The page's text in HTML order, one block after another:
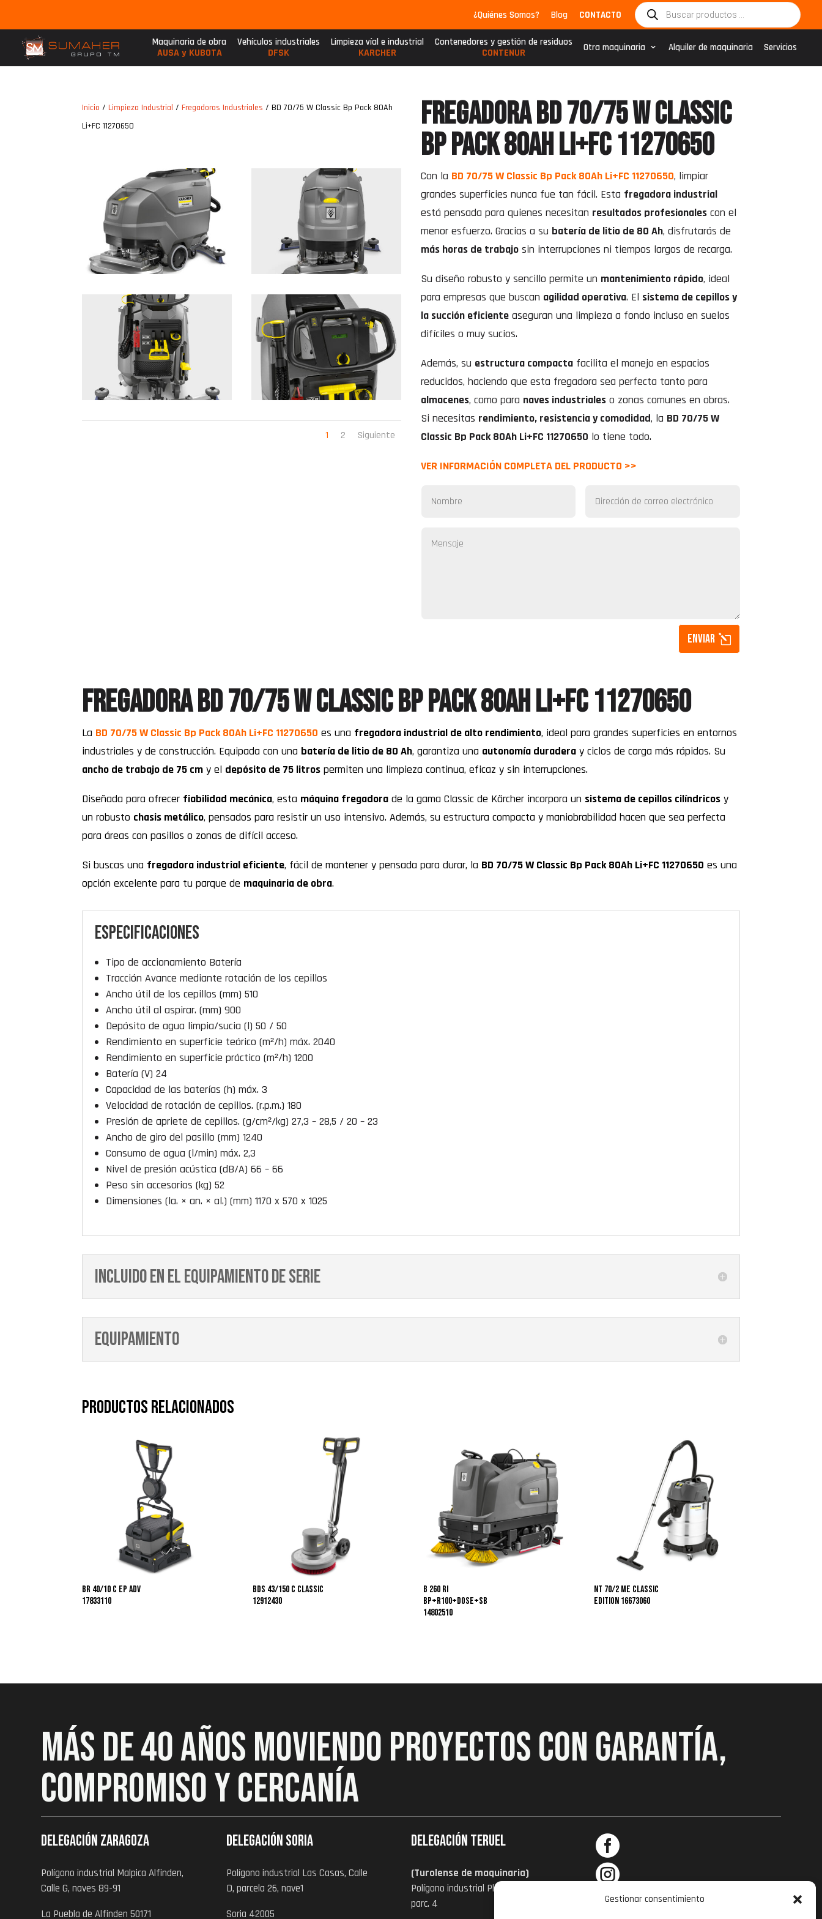
Gestionar consentimiento
¿Quiénes Somos? Blog CONTACTO
Búsqueda
de
productos
Maquinaria de obra
AUSA y KUBOTA
Vehículos industriales
DFSK
Limpieza víal e industrial
KARCHER
Contenedores y gestión de residuos
CONTENUR Otra maquinaria Alquiler de maquinaria Servicios
Inicio / Limpieza Industrial / Fregadoras Industriales / BD 70/75 W Classic Bp Pack 80Ah
Li+FC 11270650
1 2 Siguiente
FREGADORA BD 70/75 W Classic
Bp Pack 80Ah Li+FC 11270650
Con la BD 70/75 W Classic Bp Pack 80Ah Li+FC 11270650, limpiar
grandes superficies nunca fue tan fácil. Esta fregadora industrial
está pensada para quienes necesitan resultados profesionales con el
menor esfuerzo. Gracias a su batería de litio de 80 Ah, disfrutarás de
más horas de trabajo sin interrupciones ni tiempos largos de recarga.
Su diseño robusto y sencillo permite un mantenimiento rápido, ideal
para empresas que buscan agilidad operativa. El sistema de cepillos y
la succión eficiente aseguran una limpieza a fondo incluso en suelos
difíciles o muy sucios.
Además, su estructura compacta facilita el manejo en espacios
reducidos, haciendo que esta fregadora sea perfecta tanto para
almacenes, como para naves industriales o zonas comunes en obras.
Si necesitas rendimiento, resistencia y comodidad, la BD 70/75 W
Classic Bp Pack 80Ah Li+FC 11270650 lo tiene todo.
VER INFORMACIÓN COMPLETA DEL PRODUCTO >>
Enviar
FREGADORA BD 70/75 W Classic Bp Pack 80Ah Li+FC 11270650
La BD 70/75 W Classic Bp Pack 80Ah Li+FC 11270650 es una fregadora industrial de alto rendimiento, ideal para grandes superficies en entornos
industriales y de construcción. Equipada con una batería de litio de 80 Ah, garantiza una autonomía duradera y ciclos de carga más rápidos. Su
ancho de trabajo de 75 cm y el depósito de 75 litros permiten una limpieza continua, eficaz y sin interrupciones.
Diseñada para ofrecer fiabilidad mecánica, esta máquina fregadora de la gama Classic de Kärcher incorpora un sistema de cepillos cilíndricos y
un robusto chasis metálico, pensados para resistir un uso intensivo. Además, su estructura compacta y maniobrabilidad hacen que sea perfecta
para áreas con pasillos o zonas de difícil acceso.
Si buscas una fregadora industrial eficiente, fácil de mantener y pensada para durar, la BD 70/75 W Classic Bp Pack 80Ah Li+FC 11270650 es una
opción excelente para tu parque de maquinaria de obra.
Especificaciones
Tipo de accionamiento Batería
Tracción Avance mediante rotación de los cepillos
Ancho útil de los cepillos (mm) 510
Ancho útil al aspirar. (mm) 900
Depósito de agua limpia/sucia (l) 50 / 50
Rendimiento en superficie teórico (m²/h) máx. 2040
Rendimiento en superficie práctico (m²/h) 1200
Batería (V) 24
Capacidad de las baterías (h) máx. 3
Velocidad de rotación de cepillos. (r.p.m.) 180
Presión de apriete de cepillos. (g/cm²/kg) 27,3 – 28,5 / 20 – 23
Ancho de giro del pasillo (mm) 1240
Consumo de agua (l/min) máx. 2,3
Nivel de presión acústica (dB/A) 66 – 66
Peso sin accesorios (kg) 52
Dimensiones (la. × an. × al.) (mm) 1170 x 570 x 1025
Incluido en el equipamiento de serie
Equipamiento
Productos relacionados
BR 40/10 C Ep Adv
17833110
BDS 43/150 C Classic
12912430
B 260 RI
Bp+R100+DOSE+SB
14802510
NT 70/2 Me Classic
Edition 16673060
MÁS DE 40 AÑOS MOVIENDO PROYECTOS CON GARANTÍA,
COMPROMISO Y CERCANÍA
Delegación zaragoza
Polígono industrial Malpica Alfinden,
Calle G, naves 89-91
La Puebla de Alfinden 50171
Delegación Soria
Polígono industrial Las Casas, Calle
D, parcela 26, nave1
Soria 42005
Delegación Teruel
(Turolense de maquinaria)
Polígono industrial Platea zona I,
parc. 4


